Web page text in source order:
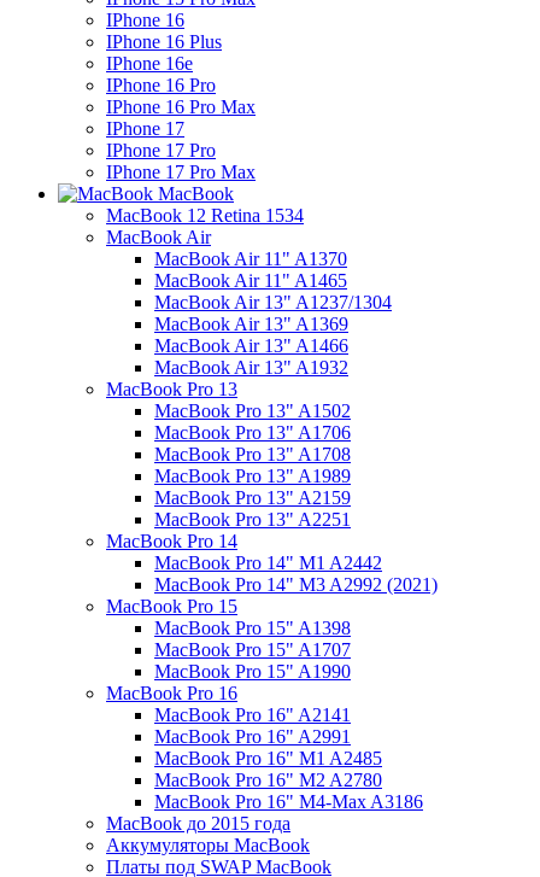
IPhone 16
IPhone 16 Plus
IPhone 16e
IPhone 16 Pro
IPhone 16 Pro Max
IPhone 17
IPhone 17 Pro
IPhone 17 Pro Max
MacBook
MacBook 12 Retina 1534
MacBook Air
MacBook Air 11" A1370
MacBook Air 11" A1465
MacBook Air 13" A1237/1304
MacBook Air 13" A1369
MacBook Air 13" A1466
MacBook Air 13" A1932
MacBook Pro 13
MacBook Pro 13" A1502
MacBook Pro 13" A1706
MacBook Pro 13" A1708
MacBook Pro 13" A1989
MacBook Pro 13" A2159
MacBook Pro 13" A2251
MacBook Pro 14
MacBook Pro 14" M1 A2442
MacBook Pro 14" M3 A2992 (2021)
MacBook Pro 15
MacBook Pro 15" A1398
MacBook Pro 15" A1707
MacBook Pro 15" A1990
MacBook Pro 16
MacBook Pro 16" A2141
MacBook Pro 16" A2991
MacBook Pro 16" M1 A2485
MacBook Pro 16" M2 A2780
MacBook Pro 16" M4-Max A3186
MacBook до 2015 года
Аккумуляторы MacBook
Платы под SWAP MacBook